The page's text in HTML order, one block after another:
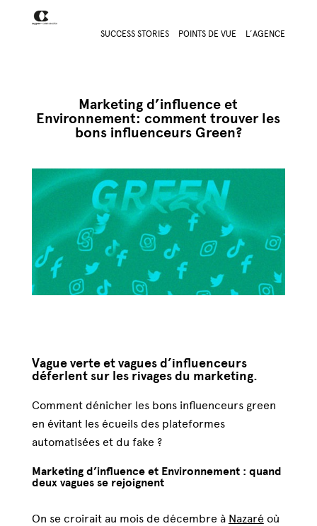
SUCCESS STORIES POINTS DE VUE L’AGENCE
Marketing d’influence et
Environnement: comment trouver les
bons influenceurs Green?
Vague verte et vagues d’influenceurs
déferlent sur les rivages du marketing.
Comment dénicher les bons influenceurs green
en évitant les écueils des plateformes
automatisées et du fake ?
Marketing d’influence et Environnement : quand
deux vagues se rejoignent
On se croirait au mois de décembre à Nazaréoù